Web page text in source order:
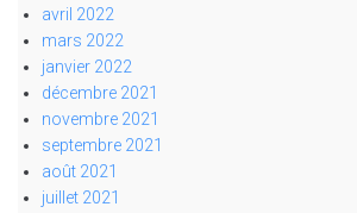
avril 2022
mars 2022
janvier 2022
décembre 2021
novembre 2021
septembre 2021
août 2021
juillet 2021